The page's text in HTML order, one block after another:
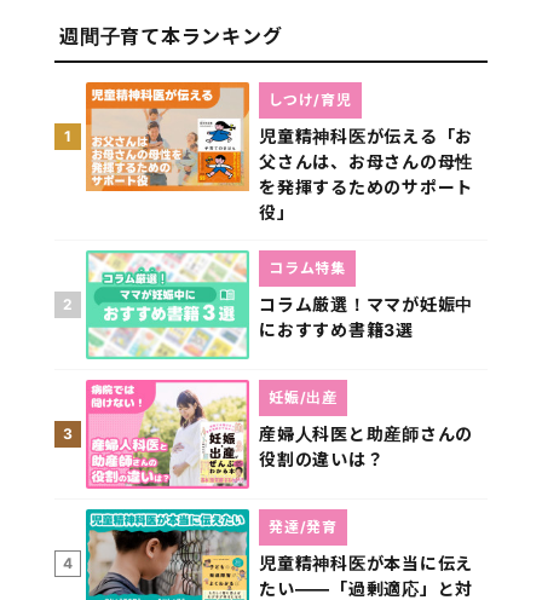
週間子育て本ランキング
1
児童精神科医が伝える「お
父さんは、お母さんの母性
を発揮するためのサポート
役」
しつけ/育児
2
コラム厳選！ママが妊娠中
におすすめ書籍3選
コラム特集
3
産婦人科医と助産師さんの
役割の違いは？
妊娠/出産
4
児童精神科医が本当に伝え
たい――「過剰適応」と対
発達/発育